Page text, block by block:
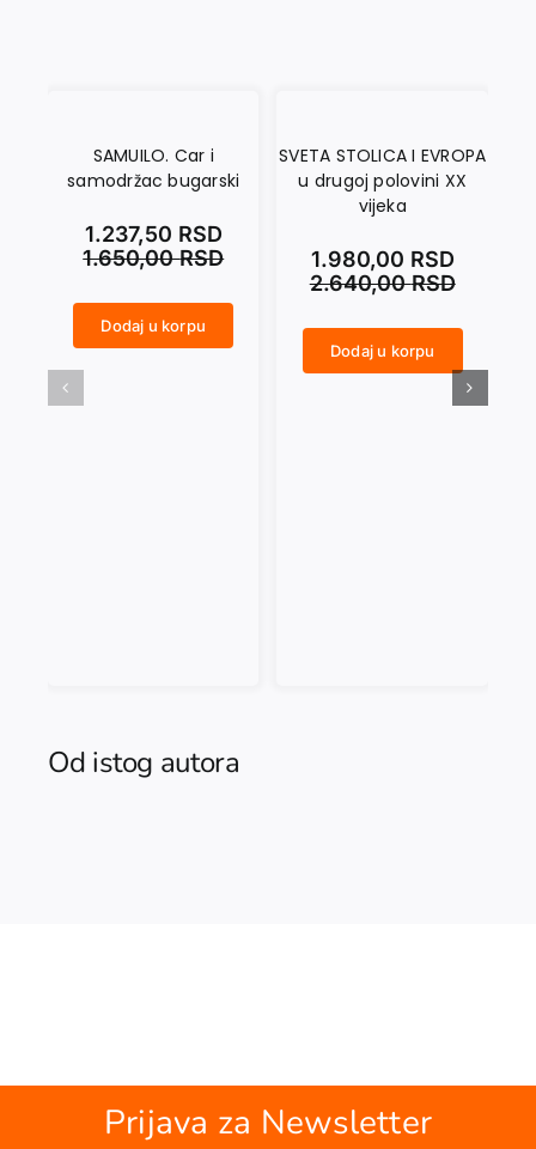
SAMUILO. Car i
samodržac bugarski
1.650,00RSD
1.237,50 RSD
Dodaj u korpu
SVETA STOLICA I EVROPA
u drugoj polovini XX
vijeka
2.640,00RSD
1.980,00 RSD
Dodaj u korpu
Od istog autora
Prijava za Newsletter